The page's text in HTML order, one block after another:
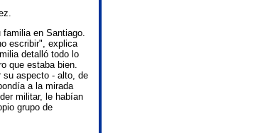
en Santiago.
escribir", explica
detalló todo lo
que estaba bien.
su aspecto - alto, de
a la mirada
militar, le habían
grupo de